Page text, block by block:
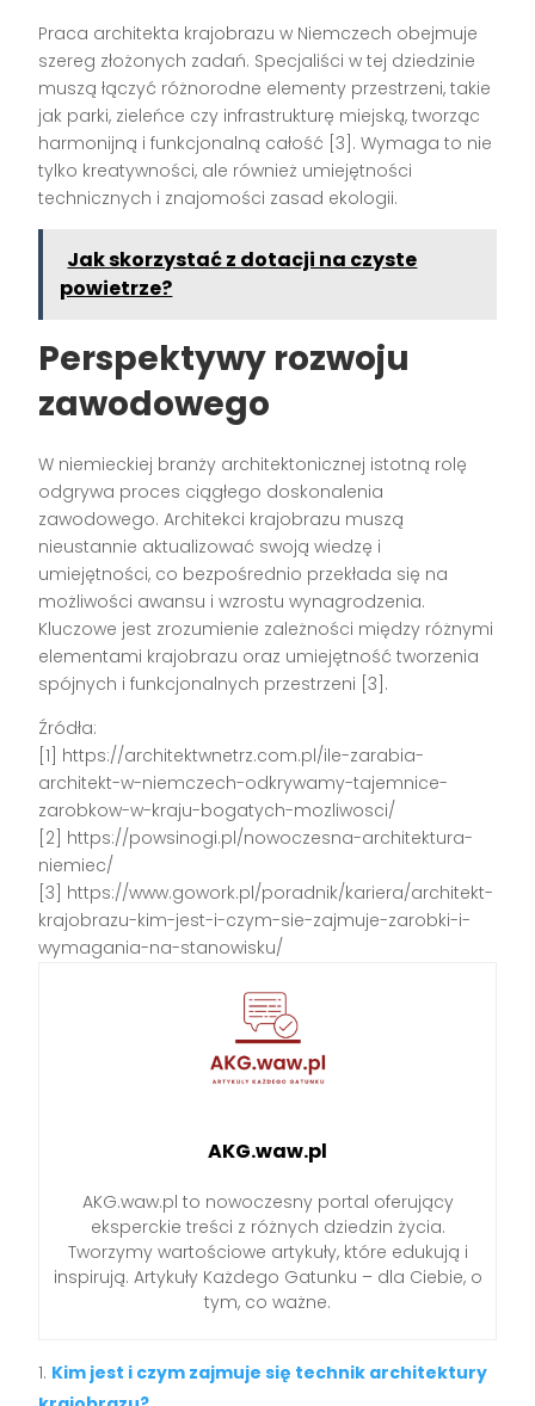
Praca architekta krajobrazu w Niemczech obejmuje
szereg złożonych zadań. Specjaliści w tej dziedzinie
muszą łączyć różnorodne elementy przestrzeni, takie
jak parki, zieleńce czy infrastrukturę miejską, tworząc
harmonijną i funkcjonalną całość [3]. Wymaga to nie
tylko kreatywności, ale również umiejętności
technicznych i znajomości zasad ekologii.
Jak skorzystać z dotacji na czyste
powietrze?
Perspektywy rozwoju
zawodowego
W niemieckiej branży architektonicznej istotną rolę
odgrywa proces ciągłego doskonalenia
zawodowego. Architekci krajobrazu muszą
nieustannie aktualizować swoją wiedzę i
umiejętności, co bezpośrednio przekłada się na
możliwości awansu i wzrostu wynagrodzenia.
Kluczowe jest zrozumienie zależności między różnymi
elementami krajobrazu oraz umiejętność tworzenia
spójnych i funkcjonalnych przestrzeni [3].
Źródła:
[1] https://architektwnetrz.com.pl/ile-zarabia-
architekt-w-niemczech-odkrywamy-tajemnice-
zarobkow-w-kraju-bogatych-mozliwosci/
[2] https://powsinogi.pl/nowoczesna-architektura-
niemiec/
[3] https://www.gowork.pl/poradnik/kariera/architekt-
krajobrazu-kim-jest-i-czym-sie-zajmuje-zarobki-i-
wymagania-na-stanowisku/
AKG.waw.pl
AKG.waw.pl to nowoczesny portal oferujący
eksperckie treści z różnych dziedzin życia.
Tworzymy wartościowe artykuły, które edukują i
inspirują. Artykuły Każdego Gatunku – dla Ciebie, o
tym, co ważne.
Kim jest i czym zajmuje się technik architektury